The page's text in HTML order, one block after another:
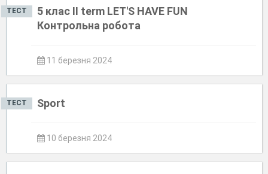
ТЕСТ
5 клас II term LET'S HAVE FUN
Контрольна робота
11 березня 2024
ТЕСТ Sport
10 березня 2024